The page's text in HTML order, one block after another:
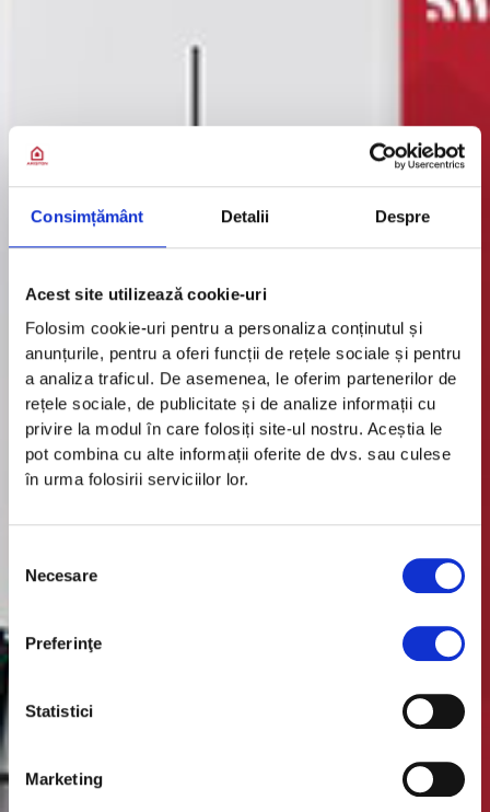
Consimțământ Detalii Despre
Acest site utilizează cookie-uri
Folosim cookie-uri pentru a personaliza conținutul și
anunțurile, pentru a oferi funcții de rețele sociale și pentru
a analiza traficul. De asemenea, le oferim partenerilor de
rețele sociale, de publicitate și de analize informații cu
privire la modul în care folosiți site-ul nostru. Aceștia le
pot combina cu alte informații oferite de dvs. sau culese
în urma folosirii serviciilor lor.
consimțământului
Necesare
Preferinţe
Statistici
Marketing